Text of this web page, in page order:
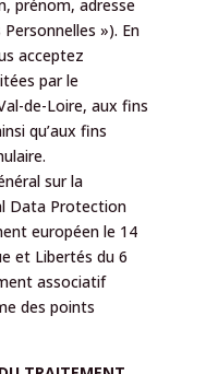
prénom, adresse
»). En
acceptez
par le
de-Loire, aux fins
qu’aux fins
sur la
Data Protection
européen le 14
et Libertés du 6
associatif
des points